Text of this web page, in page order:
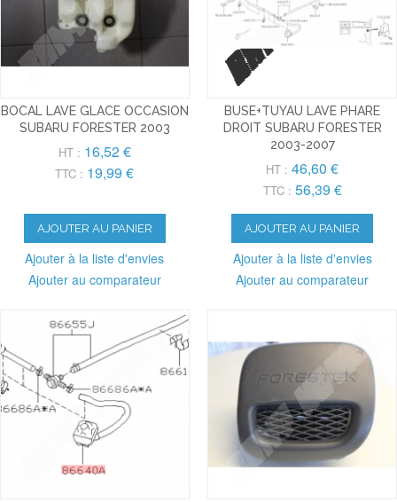
BOCAL LAVE GLACE OCCASION
SUBARU FORESTER 2003
HT : 16,52 €
TTC : 19,99 €
AJOUTER AU PANIER
Ajouter à la liste d'envies
Ajouter au comparateur
BUSE+TUYAU LAVE PHARE
DROIT SUBARU FORESTER
2003-2007
HT : 46,60 €
TTC : 56,39 €
AJOUTER AU PANIER
Ajouter à la liste d'envies
Ajouter au comparateur